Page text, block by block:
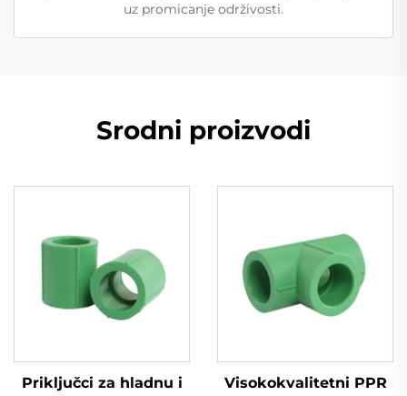
uz promicanje održivosti.
Srodni proizvodi
Priključci za hladnu i
Visokokvalitetni PPR